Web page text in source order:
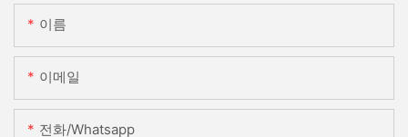
이름
이메일
전화/whatsapp